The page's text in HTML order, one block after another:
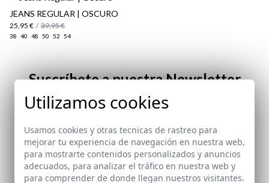
Paquetes y envíos
aquí
JEANS REGULAR | OSCURO
25,95 € / 39,95 €
38 40 48 50 52 54
Suscríbete a nuestra Newsletter
Email
He leído y acepto vuestraprotección de datos
Utilizamos cookies
Usamos cookies y otras tecnicas de rastreo para
mejorar tu experiencia de navegación en nuestra web,
para mostrarte contenidos personalizados y anuncios
adecuados, para analizar el tráfico en nuestra web y
para comprender de donde llegan nuestros visitantes.